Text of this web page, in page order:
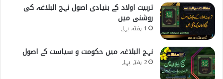
تربیت اولاد کے بنیادی اصول نہج البلاغہ کی
روشنی میں
1 ہفتہ پہلے
نہج البلاغہ میں حکومت و سیاست کے اصول
2 ہفتے پہلے